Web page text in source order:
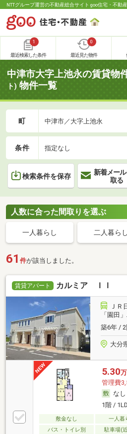
NTTグループ運営の不動産総合サイト goo住宅・不動産
1
最近検索した条件
0
最近見た物件
中津市大字上池永の賃貸物
ト) 物件一覧
町 中津市／大字上池永
条件 指定なし
検索条件を保存
新着メー
取る
人数に合った間取りを選ぶ
一人暮らし 二人暮らし
61 件が該当しました。
賃貸アパート カルミア ＩＩ
Ｊ
「園田
築6年 /
大分
5.30
管理費
なし
1階 /
敷金なし 一人暮
バス・トイレ別
駐車場(